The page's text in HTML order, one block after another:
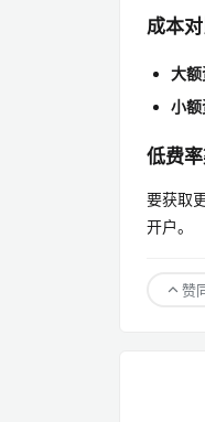
成本
大额
小额
低费率
要获取
开户。
赞